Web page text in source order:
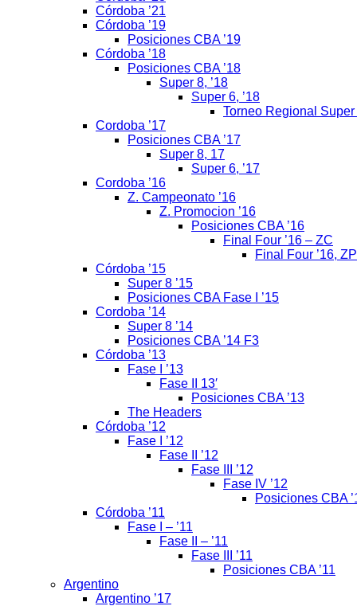
Córdoba ’21
Córdoba ’19
Posiciones CBA ’19
Córdoba ’18
Posiciones CBA ’18
Super 8, ’18
Super 6, ’18
Torneo Regional
Cordoba ’17
Posiciones CBA ’17
Super 8, 17
Super 6, ’17
Cordoba ’16
Z. Campeonato ’16
Z. Promocion ’16
Posiciones CBA ’16
Final Four ’16 – ZC
Final Four ’16, ZP
Córdoba ’15
Super 8 ’15
Posiciones CBA Fase I ’15
Cordoba ’14
Super 8 ’14
Posiciones CBA ’14 F3
Córdoba ’13
Fase I ’13
Fase II 13′
Posiciones CBA ’13
The Headers
Córdoba ’12
Fase I ’12
Fase II ’12
Fase III ’12
Fase IV ’12
Posiciones CBA
Córdoba ’11
Fase I – ’11
Fase II – ’11
Fase III ’11
Posiciones CBA ’11
Argentino
Argentino ’17